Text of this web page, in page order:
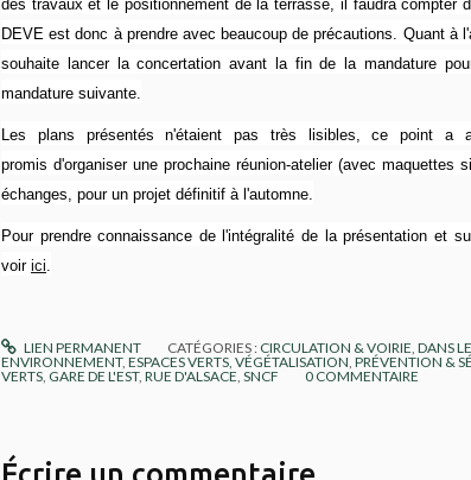
des travaux et le positionnement de la terrasse, il faudra compter
DEVE est donc à prendre avec beaucoup de précautions. Quant à
souhaite lancer la concertation avant la fin de la mandature
mandature suivante.
Les plans présentés n'étaient pas très lisibles, ce point a
promis d'organiser une prochaine réunion-atelier (avec maquettes
échanges, pour un projet définitif à l'automne.
Pour prendre connaissance de l'intégralité de la présentation et
voir ici
LIEN PERMANENT CATÉGORIES : CIRCULATION & VOIRIE ,DANS
ENVIRONNEMENT, ESPACES VERTS, VÉGÉTALISATION PRÉVENTION &
VERTS GARE DE L'EST, RUE D'ALSACE SNCF 0 COMMENTAIRE